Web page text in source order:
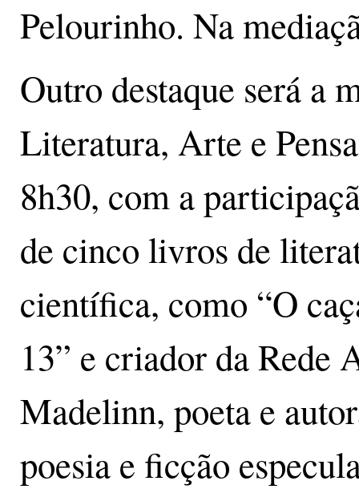
Pelourinho. Na
Outro destaque será a
Literatura, Arte e
8h30, com a
de cinco livros de
científica, como “O
13” e criador da
Madelinn, poeta e
poesia e ficção